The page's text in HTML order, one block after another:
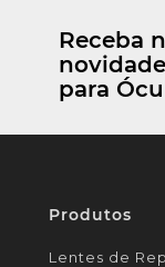
Receba
para
Produtos
Lentes de